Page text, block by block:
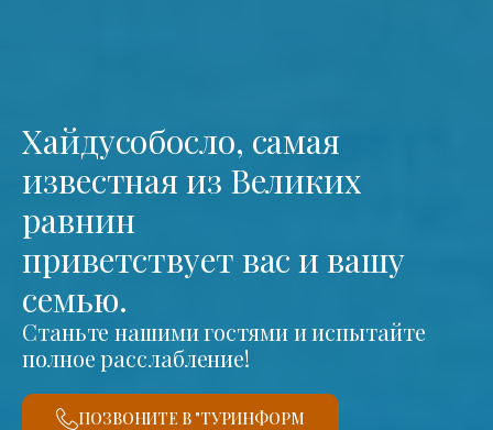
Хайдусобосло, самая
известная из Великих
равнин
приветствует вас и вашу
семью.
Станьте нашими гостями и испытайте
полное расслабление!
ПОЗВОНИТЕ В "ТУРИНФОРМ